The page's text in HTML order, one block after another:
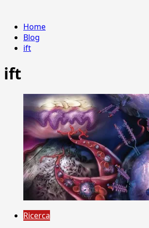
Home
Blog
ift
ift
Ricerca